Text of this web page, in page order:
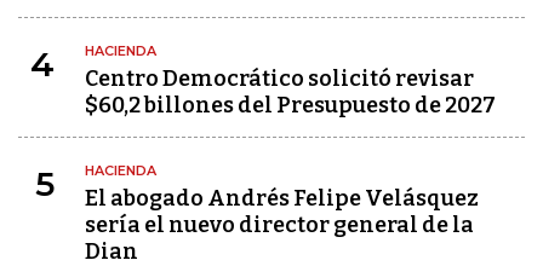
4 HACIENDA
Centro Democrático solicitó revisar
$60,2 billones del Presupuesto de 2027
5 HACIENDA
El abogado Andrés Felipe Velásquez
sería el nuevo director general de la
Dian